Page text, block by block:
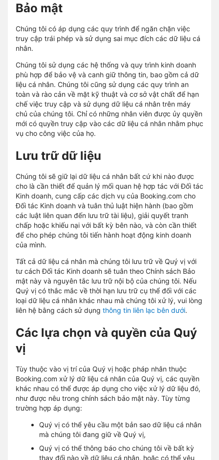
Bảo mật
Chúng tôi có áp dụng các quy trình để ngăn chặn việc
truy cập trái phép và sử dụng sai mục đích các dữ liệu cá
nhân.
Chúng tôi sử dụng các hệ thống và quy trình kinh doanh
phù hợp để bảo vệ và canh giữ thông tin, bao gồm cả dữ
liệu cá nhân. Chúng tôi cũng sử dụng các quy trình an
toàn và rào cản về mặt kỹ thuật và cơ sở vật chất để hạn
chế việc truy cập và sử dụng dữ liệu cá nhân trên máy
chủ của chúng tôi. Chỉ có những nhân viên được ủy quyền
mới có quyền truy cập vào các dữ liệu cá nhân nhằm phục
vụ cho công việc của họ.
Lưu trữ dữ liệu
Chúng tôi sẽ giữ lại dữ liệu cá nhân bất cứ khi nào được
cho là cần thiết để quản lý mối quan hệ hợp tác với Đối tác
Kinh doanh, cung cấp các dịch vụ của Booking.com cho
Đối tác Kinh doanh và tuân thủ luật hiện hành (bao gồm
các luật liên quan đến lưu trữ tài liệu), giải quyết tranh
chấp hoặc khiếu nại với bất kỳ bên nào, và còn cần thiết
để cho phép chúng tôi tiến hành hoạt động kinh doanh
của mình.
Tất cả dữ liệu cá nhân mà chúng tôi lưu trữ về Quý vị với
tư cách Đối tác Kinh doanh sẽ tuân theo Chính sách Bảo
mật này và nguyên tắc lưu trữ nội bộ của chúng tôi. Nếu
Quý vị có thắc mắc về thời hạn lưu trữ cụ thể đối với các
loại dữ liệu cá nhân khác nhau mà chúng tôi xử lý, vui lòng
liên hệ bằng cách sử dụng thông tin liên lạc bên dưới.
Các lựa chọn và quyền của Quý
vị
Tùy thuộc vào vị trí của Quý vị hoặc pháp nhân thuộc
Booking.com xử lý dữ liệu cá nhân của Quý vị, các quyền
khác nhau có thể được áp dụng cho việc xử lý dữ liệu đó,
như được nêu trong chính sách bảo mật này. Tùy từng
trường hợp áp dụng:
Quý vị có thể yêu cầu một bản sao dữ liệu cá nhân
mà chúng tôi đang giữ về Quý vị,
Quý vị có thể thông báo cho chúng tôi về bất kỳ
thay đổi nào về dữ liệu cá nhân, hoặc có thể yêu